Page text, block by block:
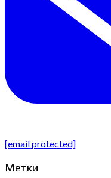
[email protected]
Метки